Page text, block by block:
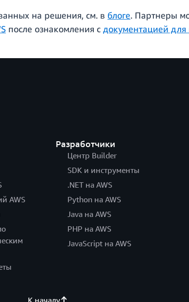
на решения, см. в блоге. Партнеры
после ознакомления с документацией для
AWS
Разработчики
Центр Builder
SDK и инструменты
.NET на AWS
Python на AWS
Java на AWS
PHP на AWS
JavaScript на AWS